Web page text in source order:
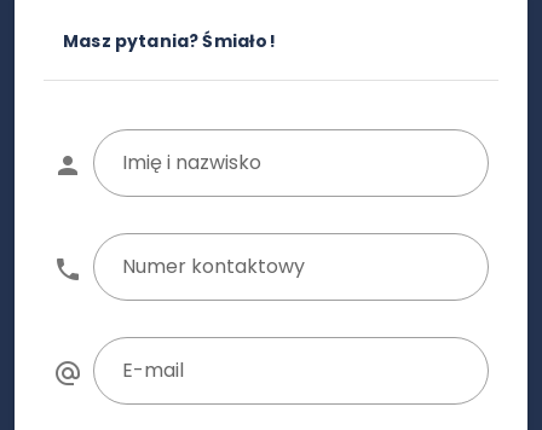
Masz pytania? Śmiało!
Imię i nazwisko
Numer kontaktowy
E-mail